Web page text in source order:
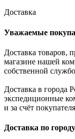
Доставка
Уважаемые
Доставка товаров,
магазине нашей
собственной
Доставка в города
экспедиционные
и за счёт
Доставка по городу